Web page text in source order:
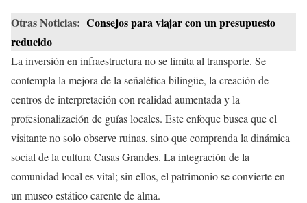
Otras Noticias: Consejos para viajar con un presupuesto
reducido
La inversión en infraestructura no se limita al transporte. Se
contempla la mejora de la señalética bilingüe, la creación de
centros de interpretación con realidad aumentada y la
profesionalización de guías locales. Este enfoque busca que el
visitante no solo observe ruinas, sino que comprenda la dinámica
social de la cultura Casas Grandes. La integración de la
comunidad local es vital; sin ellos, el patrimonio se convierte en
un museo estático carente de alma.